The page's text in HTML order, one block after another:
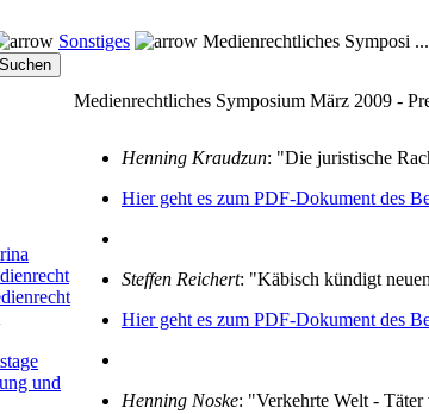
Sonstiges Medienrechtliches Symposi ...
und
Medienrechtliches Symposium März 2009 -
Henning Kraudzun: "Die juristische
Hier geht es zum PDF-Dokument des
Steffen Reichert: "Käbisch kündigt
Hier geht es zum PDF-Dokument des
Henning Noske: "Verkehrte Welt -